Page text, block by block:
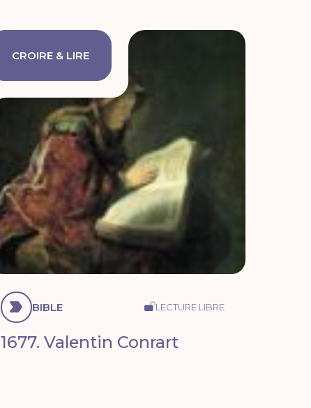
CROIRE & LIRE
BIBLE LECTURE LIBRE
1677. Valentin Conrart